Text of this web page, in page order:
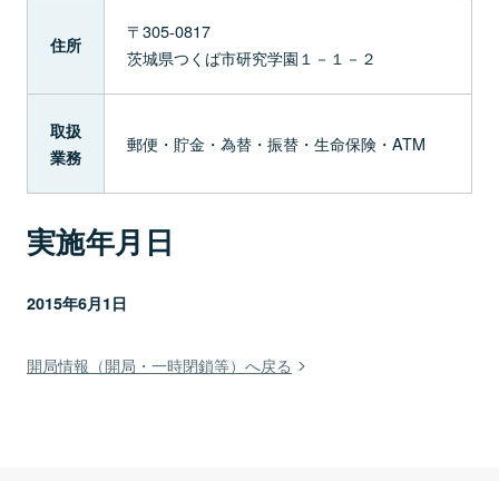
住所
〒305-0817
茨城県つくば市研究学園１－１－２
取扱
業務
郵便・貯金・為替・振替・生命保険・ATM
実施年月日
2015年6月1日
開局情報（開局・一時閉鎖等）へ戻る